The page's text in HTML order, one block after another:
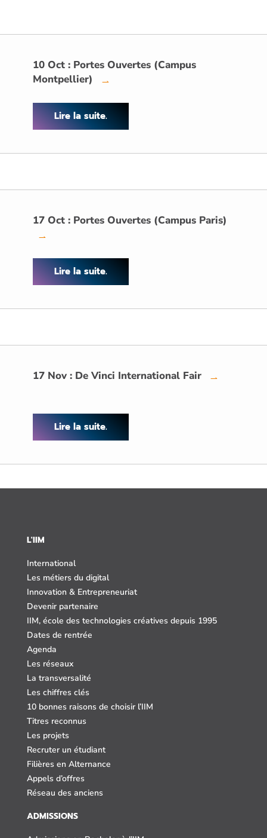
10 Oct : Portes Ouvertes (Campus
Montpellier)
→
Lire la suite.
17 Oct : Portes Ouvertes (Campus Paris)
→
Lire la suite.
17 Nov : De Vinci International Fair →
Lire la suite.
L'IIM
International
Les métiers du digital
Innovation & Entrepreneuriat
Devenir partenaire
IIM, école des technologies créatives depuis 1995
Dates de rentrée
Agenda
Les réseaux
La transversalité
Les chiffres clés
10 bonnes raisons de choisir l’IIM
Titres reconnus
Les projets
Recruter un étudiant
Filières en Alternance
Appels d’offres
Réseau des anciens
ADMISSIONS